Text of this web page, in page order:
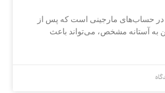
در حساب‌های مارجینی است که پس از
آستانه مشخص، می‌تواند باعث